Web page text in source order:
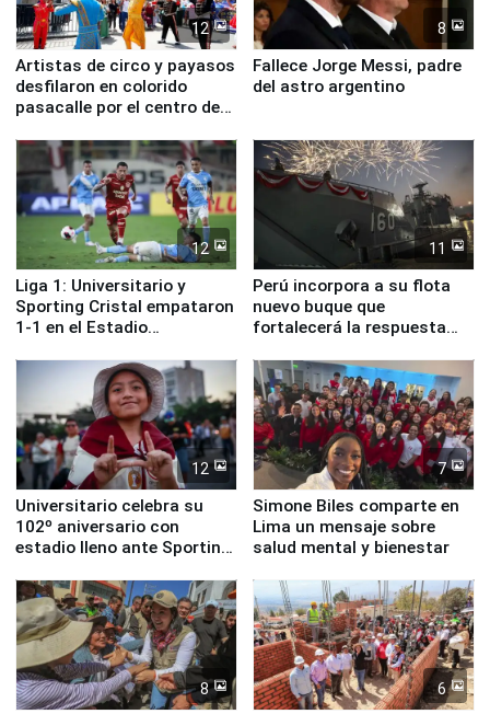
12
Artistas de circo y payasos
desfilaron en colorido
pasacalle por el centro de
8
Fallece Jorge Messi, padre
del astro argentino
12
Liga 1: Universitario y
Sporting Cristal empataron
1-1 en el Estadio
11
Perú incorpora a su flota
nuevo buque que
fortalecerá la respuesta
12
Universitario celebra su
102º aniversario con
estadio lleno ante Sporting
7
Simone Biles comparte en
Lima un mensaje sobre
salud mental y bienestar
8 6